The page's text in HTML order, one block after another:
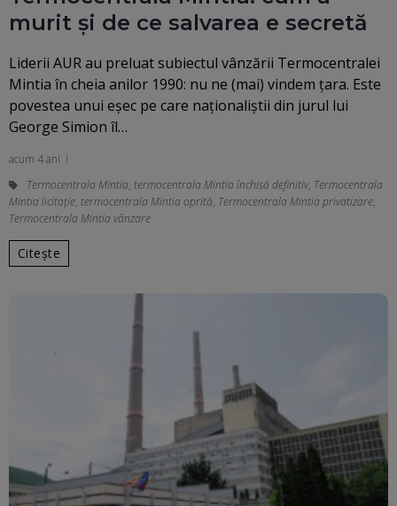
murit și de ce salvarea e secretă
Liderii AUR au preluat subiectul vânzării Termocentralei
Mintia în cheia anilor 1990: nu ne (mai) vindem țara. Este
povestea unui eșec pe care naționaliștii din jurul lui
George Simion îl…
acum 4 ani
Termocentrala Mintia, termocentrala Mintia închisă definitiv, Termocentrala
Mintia licitaţie, termocentrala Mintia oprită, Termocentrala Mintia privatizare,
Termocentrala Mintia vânzare
Citește